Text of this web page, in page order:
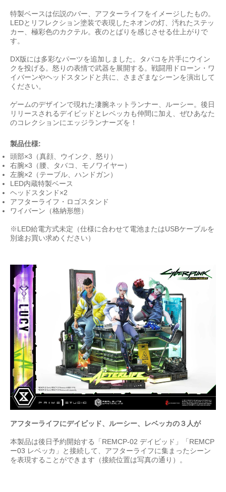
特製ベースは伝説のバー、アフターライフをイメージしたもの。
LEDとリフレクション塗装で表現したネオンの灯、汚れたステッ
カー、極彩色のカクテル。夜のとばりを感じさせる仕上がりで
す。
DX版には多彩なパーツを追加しました。タバコを片手にウイン
クを投げる。怒りの表情で武器を展開する。戦闘用ドローン・ワ
イバーンやヘッドスタンドと共に、さまざまなシーンを演出して
ください。
ゲームのデザインで現れた凄腕ネットランナー、ルーシー。後日
リリースされるデイビッドとレベッカも仲間に加え、ぜひあなた
のコレクションにエッジランナーズを！
製品仕様:
頭部×3（真顔、ウインク、怒り）
右腕×3（腰、タバコ、モノワイヤー）
左腕×2（テーブル、ハンドガン）
LED内蔵特製ベース
ヘッドスタンド×2
アフターライフ・ロゴスタンド
ワイバーン（格納形態）
※LED給電方式未定（仕様に合わせて電池またはUSBケーブルを
別途お買い求めください）
アフターライフにデイビッド、ルーシー、レベッカの３人が
本製品は後日予約開始する「REMCP-02 デイビッド」「REMCP
ー03 レベッカ」と接続して、アフターライフに集まったシーン
を表現することができます（接続位置は写真の通り）。